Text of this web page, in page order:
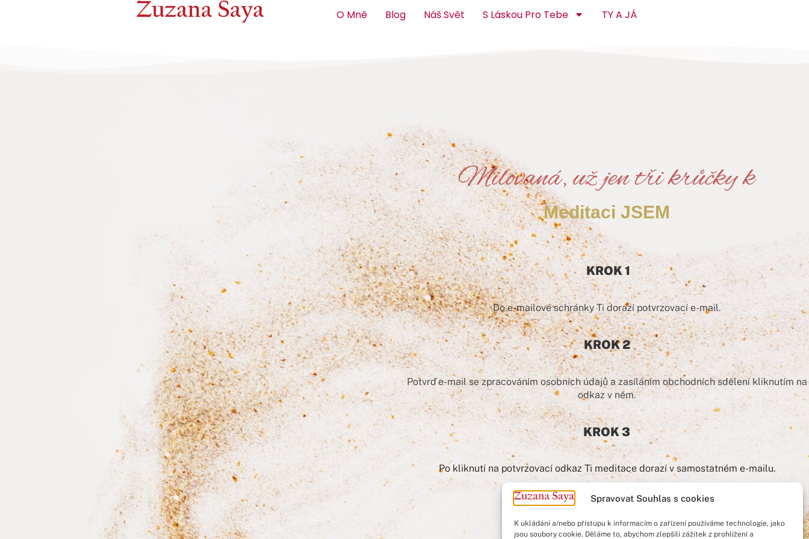
Spravovat Souhlas s cookies
K ukládání a/nebo přístupu k informacím o zařízení používáme technologie, jako
jsou soubory cookie. Děláme to, abychom zlepšili zážitek z prohlížení a
O Mně Blog Náš Svět S Láskou Pro Tebe TY A JÁ
Milovaná, už jen tři krůčky k
Meditaci JSEM
KROK 1
Do e-mailové schránky Ti dorazí potvrzovací e-mail.
KROK 2
Potvrď e-mail se zpracováním osobních údajů a zasíláním obchodních sdělení kliknutím na
odkaz v něm.
KROK 3
Po kliknutí na potvrzovací odkaz Ti meditace dorazí v samostatném e-mailu.